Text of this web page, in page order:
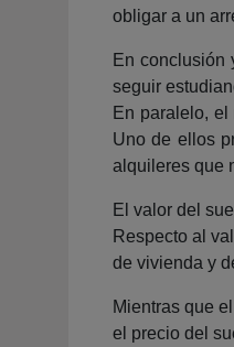
obligar a un
En conclusión
seguir
En paralelo,
Uno de ellos
alquileres que
El valor del
Respecto al
de vivienda y
Mientras que
el precio del